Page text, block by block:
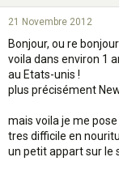
21 Novembre 2012
Bonjour, ou re
voila dans environ 1
au Etats-unis !
plus précisément
mais voila je me
tres difficile en
un petit appart sur le